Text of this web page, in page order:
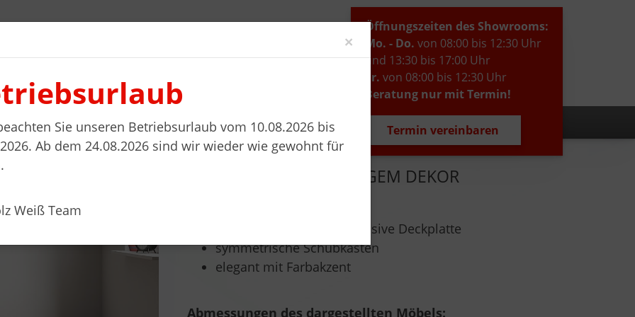
Öffnungszeiten des Showrooms:
Mo. - Do. von 08:00 bis 12:30 Uhr
und 13:30 bis 17:00 Uhr
Fr. von 08:00 bis 12:30 Uhr
Beratung nur mit Termin!
Termin vereinbaren
planen Wohnwelten Stellenanzeigen Kontakt
LOWBOARD, IN TRENDIGEM DEKOR
spezieller Look durch massive Deckplatte
symmetrische Schubkästen
elegant mit Farbakzent
Abmessungen des dargestellten Möbels:
× Close
Sie unseren Betriebsurlaub vom 10.08.2026 bis
Ab dem 24.08.2026 sind wir wieder wie gewohnt für
Weiß Team